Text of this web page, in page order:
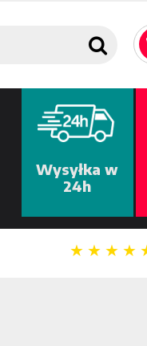
Wysyłka w
24h